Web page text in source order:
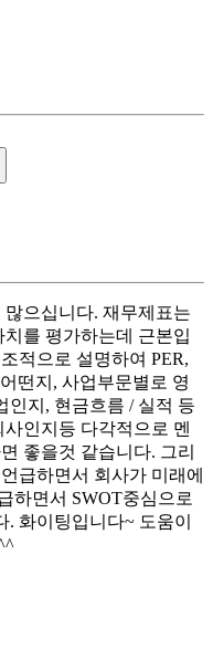
으십니다. 재무제표는
를 평가하는데 근본입
적으로 설명하여 PER,
떤지, 사업부문별로 영
인지, 현금흐름 / 실적 등
인지등 다각적으로 멘
좋을것 같습니다. 그리
급하면서 회사가 미래에
하면서 SWOT중심으로
화이팅입니다~ 도움이